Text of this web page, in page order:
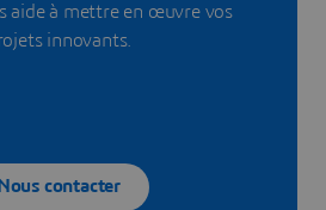
aide à mettre en œuvre vos
innovants.
Nous contacter